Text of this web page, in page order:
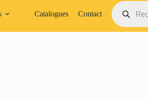
Catalogues Contact
Recherche
de
produits